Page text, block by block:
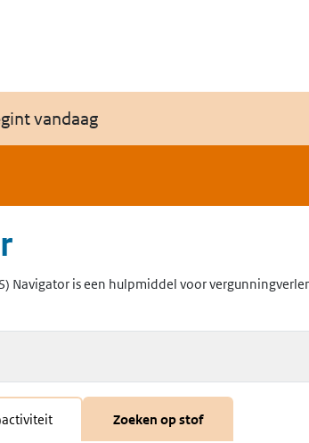
vandaag
Navigator is een hulpmiddel voor
Zoeken op stof